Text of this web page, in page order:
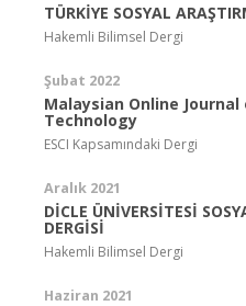
TÜRKİYE SOSYAL
Hakemli Bilimsel Dergi
Şubat 2022
Malaysian Online
Technology
ESCI Kapsamındaki Dergi
Aralık 2021
DİCLE ÜNİVERSİTESİ
DERGİSİ
Hakemli Bilimsel Dergi
Haziran 2021